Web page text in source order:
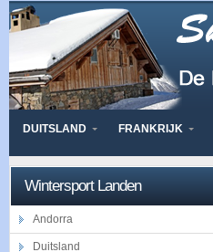
DUITSLAND FRANKRIJK
Wintersport Landen
Andorra
Duitsland